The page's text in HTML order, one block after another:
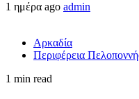
1 ημέρα ago admin
Αρκαδία
Περιφέρεια
1 min read